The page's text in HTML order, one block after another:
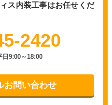
ス内装工事はお任せくだ
2420
日9:00～18:00
お問い合わせ